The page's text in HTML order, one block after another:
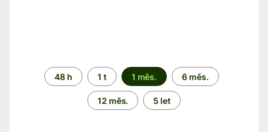
Časové
období
48 h 1 t 1 měs. 6 měs.
12 měs. 5 let